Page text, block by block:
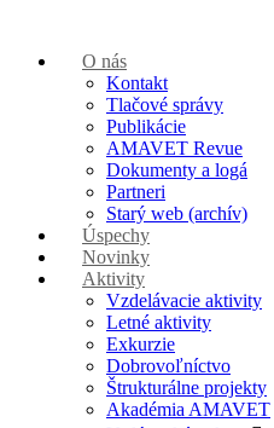
O nás
Kontakt
Tlačové správy
Publikácie
AMAVET Revue
Dokumenty a logá
Partneri
Starý web (archív)
Úspechy
Novinky
Aktivity
Vzdelávacie aktivity
Letné aktivity
Exkurzie
Dobrovoľníctvo
Štrukturálne projekty
Akadémia AMAVET